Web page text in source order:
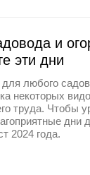
и
эти дни
любого
некоторых
труда. Чтобы
дни
2024 года.